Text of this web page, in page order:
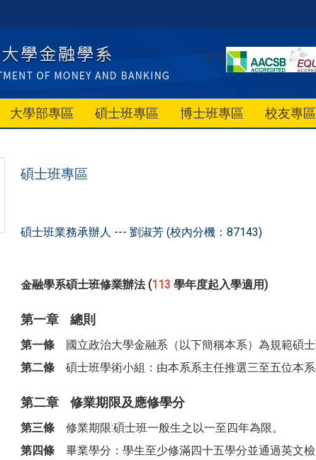
111
大學部專區 碩士班專區 博士班專區 校友專區
碩士班專區
碩士班業務承辦人 --- 劉淑芳 (校內分機：87143)
金融學系碩士班修業辦法 (113 學年度起入學適用)
第一章 總則
第一條 國立政治大學金融系（以下簡稱本系）為規範碩
第二條 碩士班學術小組：由本系系主任推選三至五位本
第二章 修業期限及應修學分
第三條 修業期限:碩士班一般生之以一至四年為限。
第四條 畢業學分：學生至少修滿四十五學分並通過英文